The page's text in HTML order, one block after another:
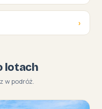
›
lotach
w podróż.